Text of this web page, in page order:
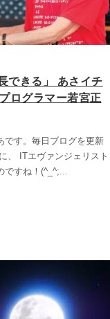
できる」 あさイチ
ログラマー若宮正
です。毎日ブログを更新
、 ITエヴァンジェリスト
ですね！(^_^;...